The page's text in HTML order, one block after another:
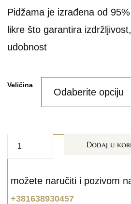
Pidžama je izrađena od
likre što garantira
udobnost
Veličina
Dodaj u
možete naručiti i pozivom
+381638930457